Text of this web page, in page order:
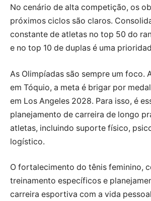
No cenário de alta competição, os
próximos ciclos são claros.
constante de atletas no top 50 do
e no top 10 de duplas é uma
As Olimpíadas são sempre um foco.
em Tóquio, a meta é brigar por
em Los Angeles 2028. Para isso, é
planejamento de carreira de longo
atletas, incluindo suporte físico,
logístico.
O fortalecimento do tênis feminino,
treinamento específicos e
carreira esportiva com a vida